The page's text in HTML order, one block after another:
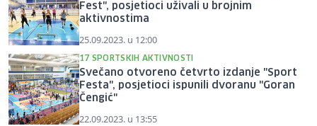
Fest", posjetioci uživali u brojnim
aktivnostima
25.09.2023. u 12:00
17 SPORTSKIH AKTIVNOSTI
Svečano otvoreno četvrto izdanje "Sport
Festa", posjetioci ispunili dvoranu "Goran
Čengić"
22.09.2023. u 13:55